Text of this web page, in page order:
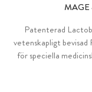
MAGE
Patenterad
vetenskapligt bevisad
för speciella